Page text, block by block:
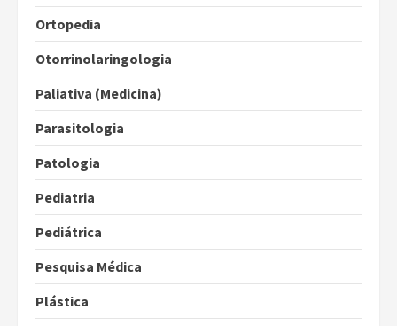
Ortopedia
Otorrinolaringologia
Paliativa (Medicina)
Parasitologia
Patologia
Pediatria
Pediátrica
Pesquisa Médica
Plástica